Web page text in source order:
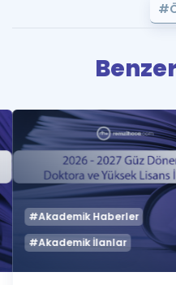
#Akademik Haberler
#Akademik İlanlar